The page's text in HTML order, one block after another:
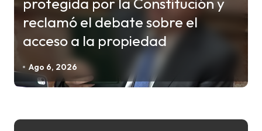
a
reclamó el debate sobre el
acceso a la propiedad
Ago 6, 2026